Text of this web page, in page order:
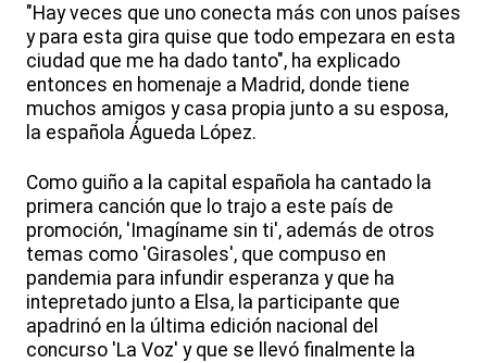
"Hay veces que uno conecta más con unos países
y para esta gira quise que todo empezara en esta
ciudad que me ha dado tanto", ha explicado
entonces en homenaje a Madrid, donde tiene
muchos amigos y casa propia junto a su esposa,
la española Águeda López.
Como guiño a la capital española ha cantado la
primera canción que lo trajo a este país de
promoción, 'Imagíname sin ti', además de otros
temas como 'Girasoles', que compuso en
pandemia para infundir esperanza y que ha
intepretado junto a Elsa, la participante que
apadrinó en la última edición nacional del
concurso 'La Voz' y que se llevó finalmente la